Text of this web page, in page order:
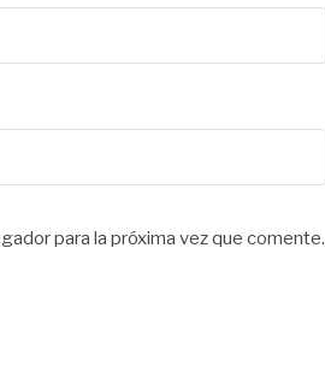
para la próxima vez que comente.